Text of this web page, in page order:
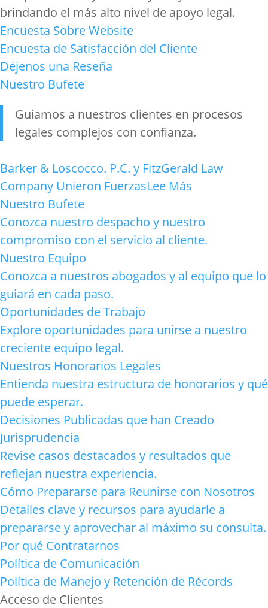
brindando el más alto nivel de apoyo legal.
Encuesta Sobre Website
Encuesta de Satisfacción del Cliente
Déjenos una Reseña
Nuestro Bufete
Guiamos a nuestros clientes en procesos
legales complejos con confianza.
Barker & Loscocco. P.C. y FitzGerald Law
Company Unieron FuerzasLee Más
Nuestro Bufete
Conozca nuestro despacho y nuestro
compromiso con el servicio al cliente.
Nuestro Equipo
Conozca a nuestros abogados y al equipo que lo
guiará en cada paso.
Oportunidades de Trabajo
Explore oportunidades para unirse a nuestro
creciente equipo legal.
Nuestros Honorarios Legales
Entienda nuestra estructura de honorarios y qué
puede esperar.
Decisiones Publicadas que han Creado
Jurisprudencia
Revise casos destacados y resultados que
reflejan nuestra experiencia.
Cómo Prepararse para Reunirse con Nosotros
Detalles clave y recursos para ayudarle a
prepararse y aprovechar al máximo su consulta.
Por qué Contratarnos
Política de Comunicación
Política de Manejo y Retención de Récords
Acceso de Clientes